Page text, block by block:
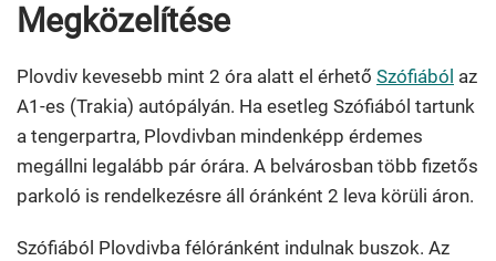
Megközelítése
Plovdiv kevesebb mint 2 óra alatt el érhető Szófiából az
A1-es (Trakia) autópályán. Ha esetleg Szófiából tartunk
a tengerpartra, Plovdivban mindenképp érdemes
megállni legalább pár órára. A belvárosban több fizetős
parkoló is rendelkezésre áll óránként 2 leva körüli áron.
Szófiából Plovdivba félóránként indulnak buszok. Az